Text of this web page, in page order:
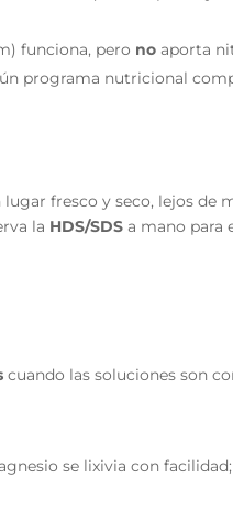
funciona, pero no aporta
programa nutricional
lugar fresco y seco, lejos de
la HDS/SDS a mano para
cuando las soluciones son
se lixivia con